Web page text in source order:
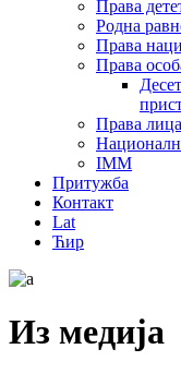
Права
Родна
Права
Права
Права
IMM
Притужба
Контакт
Lat
Ћир
Из медија